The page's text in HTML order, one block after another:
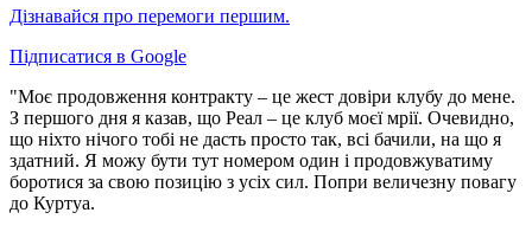
Дізнавайся про перемоги першим.
Підписатися в Google
"Моє продовження контракту – це жест довіри клубу до мене.
З першого дня я казав, що Реал – це клуб моєї мрії. Очевидно,
що ніхто нічого тобі не дасть просто так, всі бачили, на що я
здатний. Я можу бути тут номером один і продовжуватиму
боротися за свою позицію з усіх сил. Попри величезну повагу
до Куртуа.